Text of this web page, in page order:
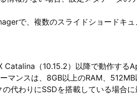
で、複数のスライドショードキ
Catalina（10.15.2）以降で動作す
マンスは、8GB以上のRAM、
代わりにSSDを搭載している場合に